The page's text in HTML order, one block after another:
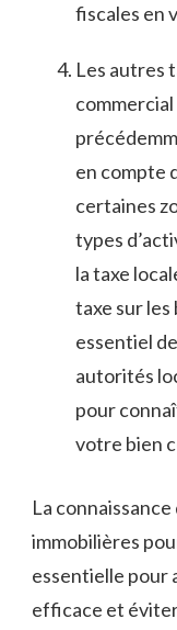
fiscales en
Les autres⁢
en compte
certaines
types
⁢la taxe
taxe sur⁣
⁣essentiel
autorités
⁢pour
votre⁤ bien
La
immobilières
essentielle pour
efficace​ et